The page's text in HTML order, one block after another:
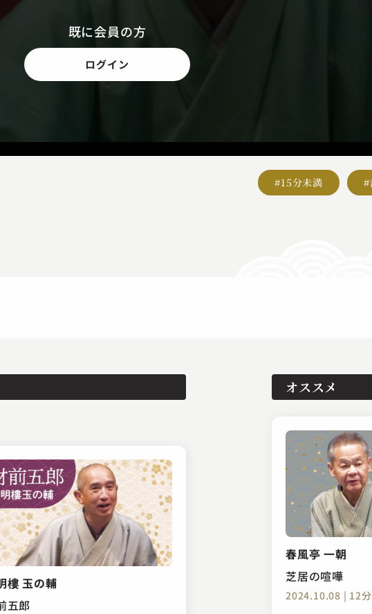
既に会員の方
ログイン
#15分未満 #
樓 玉の輔
五郎
オススメ
春風亭 一朝
芝居の喧嘩
2024.10.08 | 12分